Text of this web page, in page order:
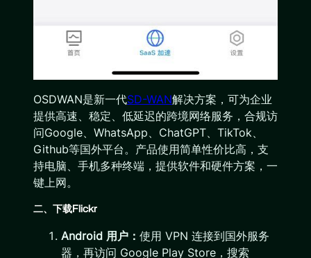
OSDWAN是新一代SD-WAN解决方案，可为企业
提供高速、稳定、低延迟的跨境网络服务，合规访
问Google、WhatsApp、ChatGPT、TikTok、
Github等国外平台。产品使用简单性价比高，支
持电脑、手机多种终端，提供软件和硬件方案，一
键上网。
二、下载Flickr
Android 用户： 使用 VPN 连接到国外服务
器，再访问 Google Play Store，搜索